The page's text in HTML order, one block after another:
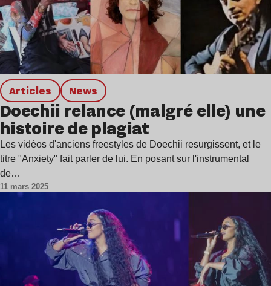
Articles news
Doechii relance (malgré elle) une
histoire de plagiat
Les vidéos d'anciens freestyles de Doechii resurgissent, et le
titre "Anxiety" fait parler de lui. En posant sur l'instrumental
de…
11 mars 2025